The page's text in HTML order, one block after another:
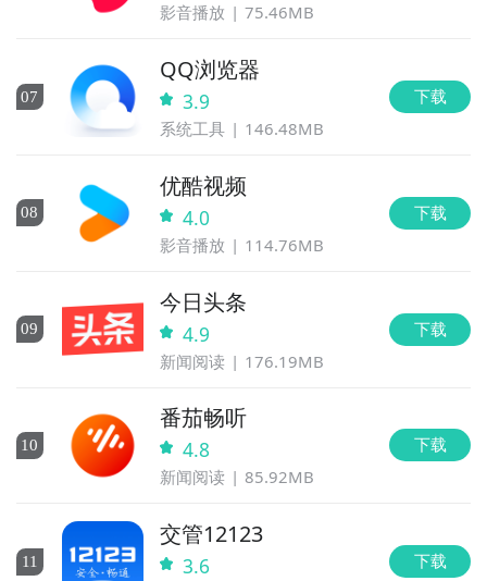
影音播放 75.46MB
07
QQ浏览器
3.9
系统工具 146.48MB
下载
08
优酷视频
4.0
影音播放 114.76MB
下载
09
今日头条
4.9
新闻阅读 176.19MB
下载
10
番茄畅听
4.8
新闻阅读 85.92MB
下载
11
交管12123
3.6 下载